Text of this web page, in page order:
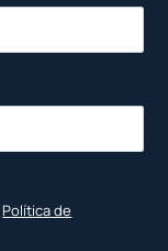
Política de